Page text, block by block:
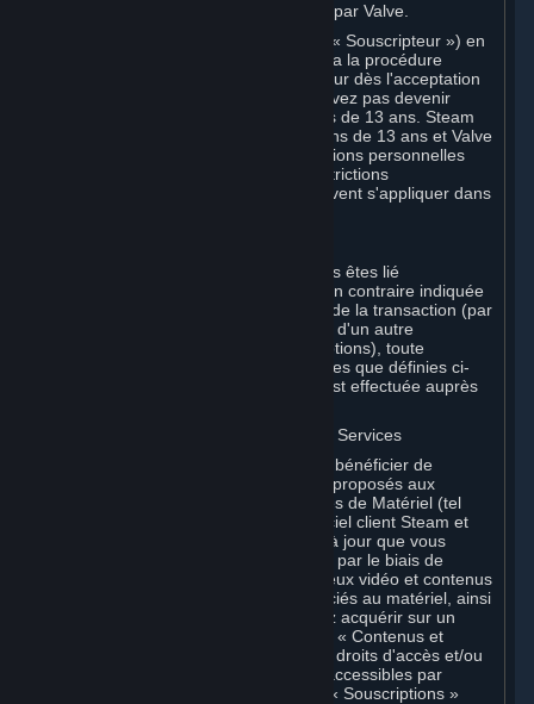
Steam est un service en ligne proposé par Valve.
Vous devenez souscripteur de Steam (« Souscripteur ») en
créant un compte d'utilisateur Steam via la procédure
d'inscription. Cet Accord entre en vigueur dès l'acceptation
des présentes conditions. Vous ne pouvez pas devenir
Souscripteur si vous êtes âgé de moins de 13 ans. Steam
n'est pas destiné à des enfants de moins de 13 ans et Valve
ne collecte pas sciemment les informations personnelles
d'enfants de moins de 13 ans. Des restrictions
supplémentaires en matière d'âge peuvent s'appliquer dans
Pour toute interaction avec Steam, vous êtes lié
contractuellement à Valve. Sauf mention contraire indiquée
dans le présent Accord ou au moment de la transaction (par
exemple, en cas de transaction auprès d'un autre
Souscripteur via le Marché de Souscriptions), toute
transaction pour des Souscriptions (telles que définies ci-
après) que vous effectuez sur Steam est effectuée auprès
B. Matériel, Souscriptions, Contenus et Services
En tant que Souscripteur, vous pouvez bénéficier de
certains services, logiciels et contenus proposés aux
Souscripteurs, ou acheter certains types de Matériel (tel
que défini ci-après) sur Steam. Le logiciel client Steam et
les autres logiciels, contenus et mises à jour que vous
téléchargez ou auxquels vous accédez par le biais de
Steam, y compris, sans limitation, les jeux vidéo et contenus
de jeu Valve ou tiers, les logiciels associés au matériel, ainsi
que les objets virtuels que vous pouvez acquérir sur un
Marché de Souscriptions, sont appelés « Contenus et
Services » dans le présent Accord ; les droits d'accès et/ou
d'utilisation des Contenus et Services accessibles par
l'intermédiaire de Steam sont appelés « Souscriptions »